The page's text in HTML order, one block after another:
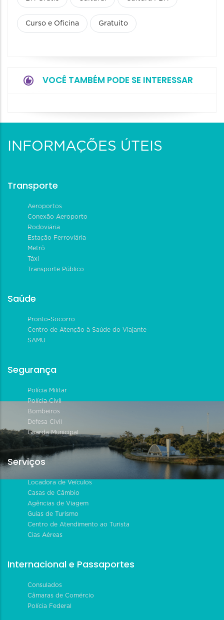
Curso e Oficina Gratuito
VOCÊ TAMBÉM PODE SE INTERESSAR
INFORMAÇÕES ÚTEIS
Transporte
Aeroportos
Conexão Aeroporto
Rodoviária
Estação Ferroviária
Metrô
Táxi
Transporte Público
Saúde
Pronto-Socorro
Centro de Atenção à Saúde do Viajante
SAMU
Segurança
Polícia Militar
Polícia Civil
Bombeiros
Defesa Civil
Guarda Municipal
Serviços
Locadora de Veículos
Casas de Câmbio
Agências de Viagem
Guias de Turismo
Centro de Atendimento ao Turista
Cias Aéreas
Internacional e Passaportes
Consulados
Câmaras de Comércio
Polícia Federal